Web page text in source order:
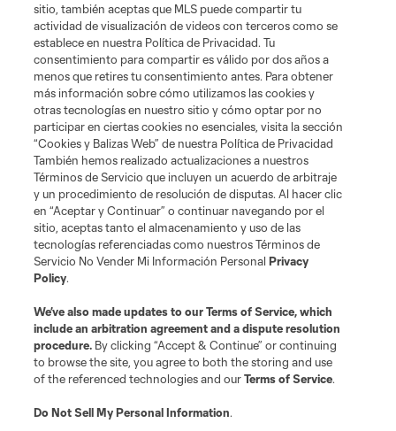
Cookies Settings
©2026 MLS. El nombre y escudo de la Major League Soccer y MLS son
marcas registradas de League Soccer, L.L.C. (“MLS”). Los nombres y logos
de los equipos de la MLS están registrados y son marcas bajo ley común
de la MLS o son usadas con el permiso de sus propietarios. Uso
desautorizado está prohibido.
sitio, también aceptas que MLS puede compartir tu
actividad de visualización de videos con terceros como se
establece en nuestra Política de Privacidad. Tu
consentimiento para compartir es válido por dos años a
menos que retires tu consentimiento antes. Para obtener
más información sobre cómo utilizamos las cookies y
otras tecnologías en nuestro sitio y cómo optar por no
participar en ciertas cookies no esenciales, visita la sección
“Cookies y Balizas Web” de nuestra Política de Privacidad
También hemos realizado actualizaciones a nuestros
Términos de Servicio que incluyen un acuerdo de arbitraje
y un procedimiento de resolución de disputas. Al hacer clic
en “Aceptar y Continuar” o continuar navegando por el
sitio, aceptas tanto el almacenamiento y uso de las
tecnologías referenciadas como nuestros Términos de
Servicio No Vender Mi Información PersonalPrivacy
Policy.
We’ve also made updates to ourTerms of Service, which
include an arbitration agreement and a dispute resolution
procedure. By clicking “Accept & Continue” or continuing
to browse the site, you agree to both the storing and use
of the referenced technologies and ourTerms of Service.
Do Not Sell My Personal Information.